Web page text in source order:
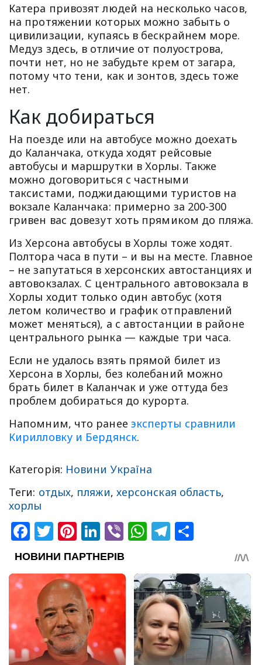
Катера привозят людей на несколько часов,
на протяжении которых можно забыть о
цивилизации, купаясь в бескрайнем море.
Медуз здесь, в отличие от полуострова,
почти нет, но не забудьте крем от загара,
потому что тени, как и зонтов, здесь тоже
нет.
Как добираться
На поезде или на автобусе можно доехать
до Каланчака, откуда ходят рейсовые
автобусы и маршрутки в Хорлы. Также
можно договориться с частными
таксистами, поджидающими туристов на
вокзале Каланчака: примерно за 200-300
гривен вас довезут хоть прямиком до пляжа.
Из Херсона автобусы в Хорлы тоже ходят.
Полтора часа в пути – и вы на месте. Главное
– не запутаться в херсонских автостанциях и
автовокзалах. С центрального автовокзала в
Хорлы ходит только один автобус (хотя
летом количество и график отправлений
может меняться), а с автостанции в районе
центрального рынка — каждые три часа.
Если не удалось взять прямой билет из
Херсона в Хорлы, без колебаний можно
брать билет в Каланчак и уже оттуда без
проблем добираться до курорта.
Напомним, что ранее эксперты сравнили
Кирилловку и Бердянск.
Категорія: Новини Україна
Теги: отдых, пляжи, херсонская область,
хорлы
Facebook
Twitter
Pinterest
LinkedIn
ViberWhatsApp
Telegram